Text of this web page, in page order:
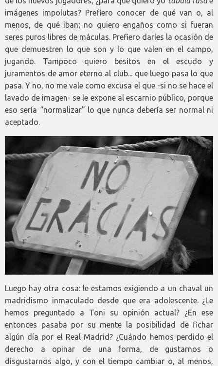
imágenes impolutas? Prefiero conocer de qué van o, al
menos, de qué iban; no quiero engaños como si fueran
seres puros libres de máculas. Prefiero darles la ocasión de
que demuestren lo que son y lo que valen en el campo,
jugando. Tampoco quiero besitos en el escudo y
juramentos de amor eterno al club... que luego pasa lo que
pasa. Y no, no me vale como excusa el que -si no se hace el
lavado de imagen- se le expone al escarnio público, porque
eso sería “normalizar” lo que nunca debería ser normal ni
aceptado.
Luego hay otra cosa: le estamos exigiendo a un chaval un
madridismo inmaculado desde que era adolescente. ¿Le
hemos preguntado a Toni su opinión actual? ¿En ese
entonces pasaba por su mente la posibilidad de fichar
algún día por el Real Madrid? ¿Cuándo hemos perdido el
derecho a opinar de una forma, de gustarnos o
disgustarnos algo, y con el tiempo cambiar o, al menos,